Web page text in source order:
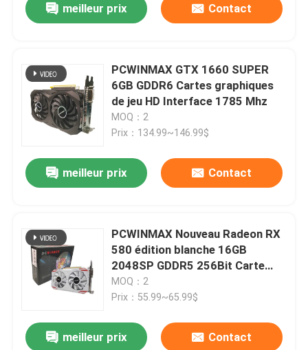
meilleur prix Contact
PCWINMAX GTX 1660 SUPER
6GB GDDR6 Cartes graphiques
de jeu HD Interface 1785 Mhz
MOQ：2
Prix：134.99~146.99$
meilleur prix Contact
PCWINMAX Nouveau Radeon RX
580 édition blanche 16GB
2048SP GDDR5 256Bit Carte
graphique de bureau à deux
ventilateurs avec GPU HD DVI DP
MOQ：2
Prix：55.99~65.99$
meilleur prix Contact